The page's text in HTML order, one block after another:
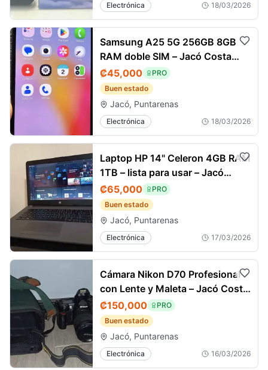
Electrónica 18/03/2026
Samsung A25 5G 256GB 8GB
RAM doble SIM – Jacó Costa
Rica
₡45,000
PRO
Buen estado
Jacó, Puntarenas
Electrónica 18/03/2026
Laptop HP 14" Celeron 4GB RAM
1TB – lista para usar – Jacó
Costa Rica
₡65,000
PRO
Buen estado
Jacó, Puntarenas
Electrónica 17/03/2026
Cámara Nikon D70 Profesional
con Lente y Maleta – Jacó Costa
Rica
₡150,000
PRO
Buen estado
Jacó, Puntarenas
Electrónica 16/03/2026